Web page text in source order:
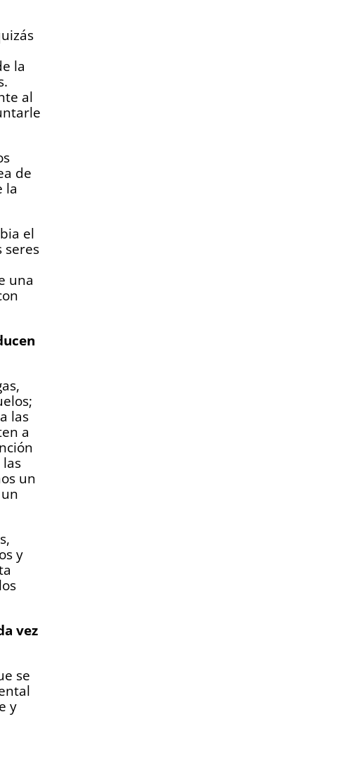
la
al
de
la
el
seres
una
las
a
un
y
vez
se
y